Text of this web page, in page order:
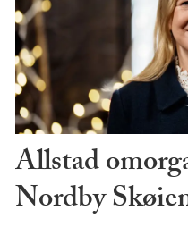
Allstad
Nordby